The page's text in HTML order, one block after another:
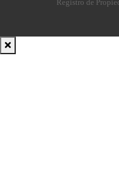
Registro de